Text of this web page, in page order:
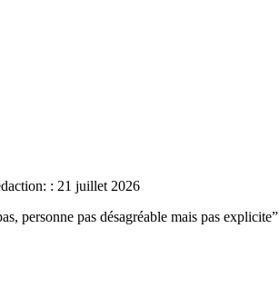
: 21 juillet 2026
personne pas désagréable mais pas explicite”